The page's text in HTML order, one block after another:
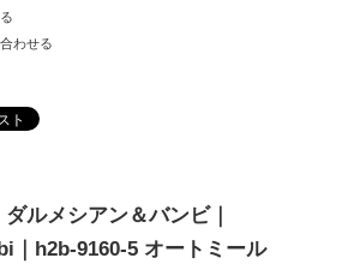
わせる
ルメシアン＆バンビ｜
｜h2b-9160-5 オートミール